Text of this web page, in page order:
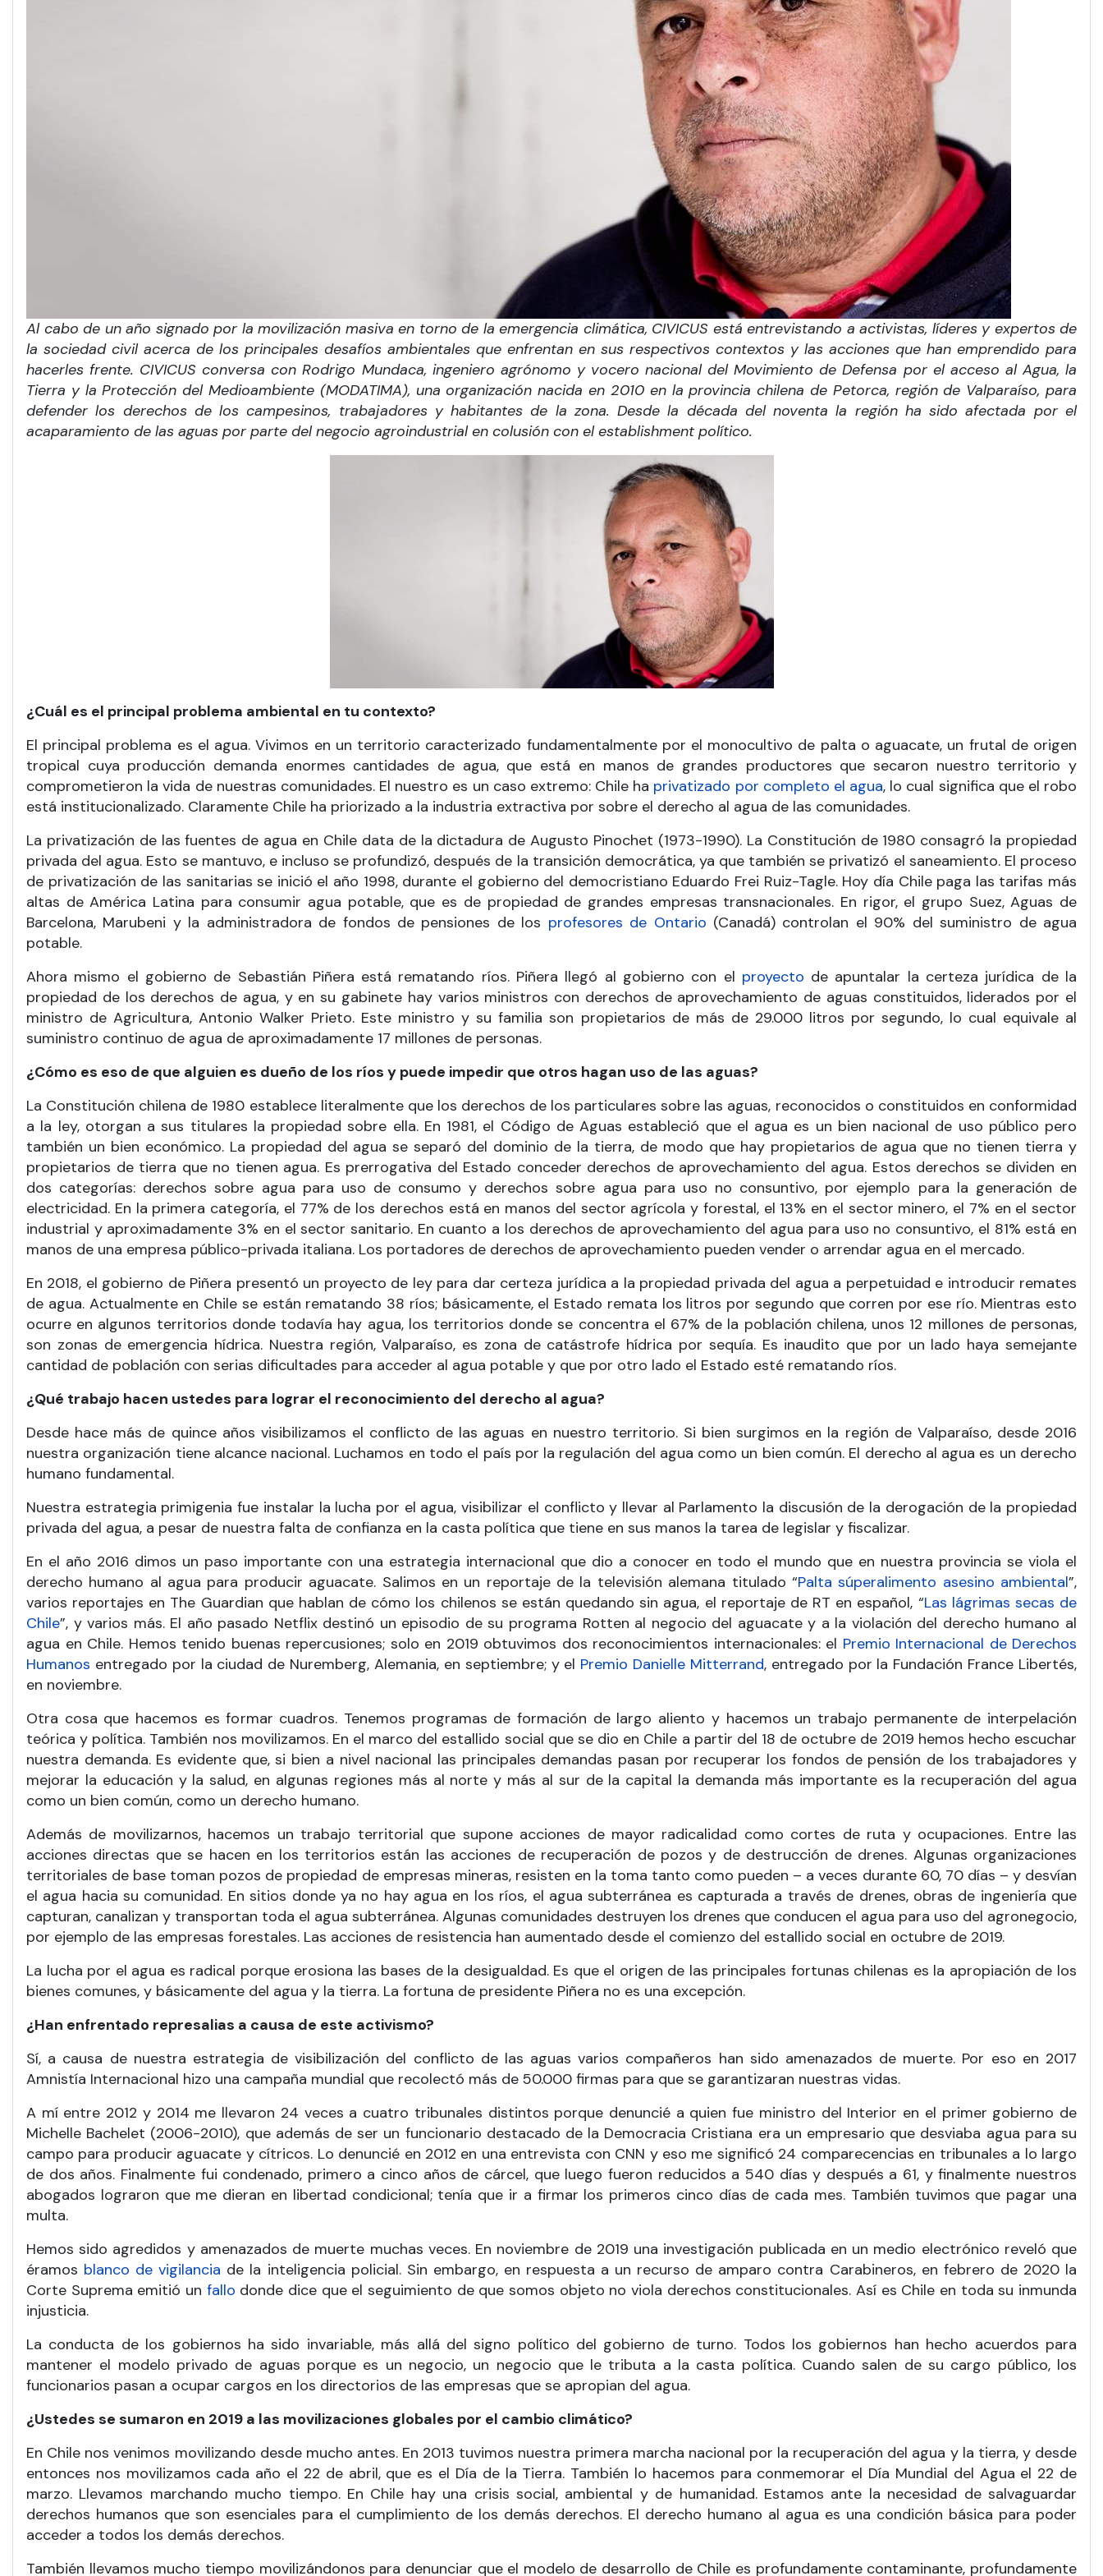
Al cabo de un año signado por la movilización masiva en torno de la emergencia climática, CIVICUS está entrevistando a activistas, líderes y expertos de
la sociedad civil acerca de los principales desafíos ambientales que enfrentan en sus respectivos contextos y las acciones que han emprendido para
hacerles frente. CIVICUS conversa con Rodrigo Mundaca, ingeniero agrónomo y vocero nacional del Movimiento de Defensa por el acceso al Agua, la
Tierra y la Protección del Medioambiente (MODATIMA), una organización nacida en 2010 en la provincia chilena de Petorca, región de Valparaíso, para
defender los derechos de los campesinos, trabajadores y habitantes de la zona. Desde la década del noventa la región ha sido afectada por el
acaparamiento de las aguas por parte del negocio agroindustrial en colusión con el establishment político.
¿Cuál es el principal problema ambiental en tu contexto?
El principal problema es el agua. Vivimos en un territorio caracterizado fundamentalmente por el monocultivo de palta o aguacate, un frutal de origen
tropical cuya producción demanda enormes cantidades de agua, que está en manos de grandes productores que secaron nuestro territorio y
comprometieron la vida de nuestras comunidades. El nuestro es un caso extremo: Chile ha privatizado por completo el agua, lo cual significa que el robo
está institucionalizado. Claramente Chile ha priorizado a la industria extractiva por sobre el derecho al agua de las comunidades.
La privatización de las fuentes de agua en Chile data de la dictadura de Augusto Pinochet (1973-1990). La Constitución de 1980 consagró la propiedad
privada del agua. Esto se mantuvo, e incluso se profundizó, después de la transición democrática, ya que también se privatizó el saneamiento. El proceso
de privatización de las sanitarias se inició el año 1998, durante el gobierno del democristiano Eduardo Frei Ruiz-Tagle. Hoy día Chile paga las tarifas más
altas de América Latina para consumir agua potable, que es de propiedad de grandes empresas transnacionales. En rigor, el grupo Suez, Aguas de
Barcelona, Marubeni y la administradora de fondos de pensiones de los profesores de Ontario (Canadá) controlan el 90% del suministro de agua
potable.
Ahora mismo el gobierno de Sebastián Piñera está rematando ríos. Piñera llegó al gobierno con el proyecto de apuntalar la certeza jurídica de la
propiedad de los derechos de agua, y en su gabinete hay varios ministros con derechos de aprovechamiento de aguas constituidos, liderados por el
ministro de Agricultura, Antonio Walker Prieto. Este ministro y su familia son propietarios de más de 29.000 litros por segundo, lo cual equivale al
suministro continuo de agua de aproximadamente 17 millones de personas.
¿Cómo es eso de que alguien es dueño de los ríos y puede impedir que otros hagan uso de las aguas?
La Constitución chilena de 1980 establece literalmente que los derechos de los particulares sobre las aguas, reconocidos o constituidos en conformidad
a la ley, otorgan a sus titulares la propiedad sobre ella. En 1981, el Código de Aguas estableció que el agua es un bien nacional de uso público pero
también un bien económico. La propiedad del agua se separó del dominio de la tierra, de modo que hay propietarios de agua que no tienen tierra y
propietarios de tierra que no tienen agua. Es prerrogativa del Estado conceder derechos de aprovechamiento del agua. Estos derechos se dividen en
dos categorías: derechos sobre agua para uso de consumo y derechos sobre agua para uso no consuntivo, por ejemplo para la generación de
electricidad. En la primera categoría, el 77% de los derechos está en manos del sector agrícola y forestal, el 13% en el sector minero, el 7% en el sector
industrial y aproximadamente 3% en el sector sanitario. En cuanto a los derechos de aprovechamiento del agua para uso no consuntivo, el 81% está en
manos de una empresa público-privada italiana. Los portadores de derechos de aprovechamiento pueden vender o arrendar agua en el mercado.
En 2018, el gobierno de Piñera presentó un proyecto de ley para dar certeza jurídica a la propiedad privada del agua a perpetuidad e introducir remates
de agua. Actualmente en Chile se están rematando 38 ríos; básicamente, el Estado remata los litros por segundo que corren por ese río. Mientras esto
ocurre en algunos territorios donde todavía hay agua, los territorios donde se concentra el 67% de la población chilena, unos 12 millones de personas,
son zonas de emergencia hídrica. Nuestra región, Valparaíso, es zona de catástrofe hídrica por sequía. Es inaudito que por un lado haya semejante
cantidad de población con serias dificultades para acceder al agua potable y que por otro lado el Estado esté rematando ríos.
¿Qué trabajo hacen ustedes para lograr el reconocimiento del derecho al agua?
Desde hace más de quince años visibilizamos el conflicto de las aguas en nuestro territorio. Si bien surgimos en la región de Valparaíso, desde 2016
nuestra organización tiene alcance nacional. Luchamos en todo el país por la regulación del agua como un bien común. El derecho al agua es un derecho
humano fundamental.
Nuestra estrategia primigenia fue instalar la lucha por el agua, visibilizar el conflicto y llevar al Parlamento la discusión de la derogación de la propiedad
privada del agua, a pesar de nuestra falta de confianza en la casta política que tiene en sus manos la tarea de legislar y fiscalizar.
En el año 2016 dimos un paso importante con una estrategia internacional que dio a conocer en todo el mundo que en nuestra provincia se viola el
derecho humano al agua para producir aguacate. Salimos en un reportaje de la televisión alemana titulado “Palta súperalimento asesino ambiental”,
varios reportajes en The Guardian que hablan de cómo los chilenos se están quedando sin agua, el reportaje de RT en español, “Las lágrimas secas de
Chile”, y varios más. El año pasado Netflix destinó un episodio de su programa Rotten al negocio del aguacate y a la violación del derecho humano al
agua en Chile. Hemos tenido buenas repercusiones; solo en 2019 obtuvimos dos reconocimientos internacionales: el Premio Internacional de Derechos
Humanos entregado por la ciudad de Nuremberg, Alemania, en septiembre; y el Premio Danielle Mitterrand, entregado por la Fundación France Libertés,
en noviembre.
Otra cosa que hacemos es formar cuadros. Tenemos programas de formación de largo aliento y hacemos un trabajo permanente de interpelación
teórica y política. También nos movilizamos. En el marco del estallido social que se dio en Chile a partir del 18 de octubre de 2019 hemos hecho escuchar
nuestra demanda. Es evidente que, si bien a nivel nacional las principales demandas pasan por recuperar los fondos de pensión de los trabajadores y
mejorar la educación y la salud, en algunas regiones más al norte y más al sur de la capital la demanda más importante es la recuperación del agua
como un bien común, como un derecho humano.
Además de movilizarnos, hacemos un trabajo territorial que supone acciones de mayor radicalidad como cortes de ruta y ocupaciones. Entre las
acciones directas que se hacen en los territorios están las acciones de recuperación de pozos y de destrucción de drenes. Algunas organizaciones
territoriales de base toman pozos de propiedad de empresas mineras, resisten en la toma tanto como pueden – a veces durante 60, 70 días – y desvían
el agua hacia su comunidad. En sitios donde ya no hay agua en los ríos, el agua subterránea es capturada a través de drenes, obras de ingeniería que
capturan, canalizan y transportan toda el agua subterránea. Algunas comunidades destruyen los drenes que conducen el agua para uso del agronegocio,
por ejemplo de las empresas forestales. Las acciones de resistencia han aumentado desde el comienzo del estallido social en octubre de 2019.
La lucha por el agua es radical porque erosiona las bases de la desigualdad. Es que el origen de las principales fortunas chilenas es la apropiación de los
bienes comunes, y básicamente del agua y la tierra. La fortuna de presidente Piñera no es una excepción.
¿Han enfrentado represalias a causa de este activismo?
Sí, a causa de nuestra estrategia de visibilización del conflicto de las aguas varios compañeros han sido amenazados de muerte. Por eso en 2017
Amnistía Internacional hizo una campaña mundial que recolectó más de 50.000 firmas para que se garantizaran nuestras vidas.
A mí entre 2012 y 2014 me llevaron 24 veces a cuatro tribunales distintos porque denuncié a quien fue ministro del Interior en el primer gobierno de
Michelle Bachelet (2006-2010), que además de ser un funcionario destacado de la Democracia Cristiana era un empresario que desviaba agua para su
campo para producir aguacate y cítricos. Lo denuncié en 2012 en una entrevista con CNN y eso me significó 24 comparecencias en tribunales a lo largo
de dos años. Finalmente fui condenado, primero a cinco años de cárcel, que luego fueron reducidos a 540 días y después a 61, y finalmente nuestros
abogados lograron que me dieran en libertad condicional; tenía que ir a firmar los primeros cinco días de cada mes. También tuvimos que pagar una
multa.
Hemos sido agredidos y amenazados de muerte muchas veces. En noviembre de 2019 una investigación publicada en un medio electrónico reveló que
éramos blanco de vigilancia de la inteligencia policial. Sin embargo, en respuesta a un recurso de amparo contra Carabineros, en febrero de 2020 la
Corte Suprema emitió un fallo donde dice que el seguimiento de que somos objeto no viola derechos constitucionales. Así es Chile en toda su inmunda
injusticia.
La conducta de los gobiernos ha sido invariable, más allá del signo político del gobierno de turno. Todos los gobiernos han hecho acuerdos para
mantener el modelo privado de aguas porque es un negocio, un negocio que le tributa a la casta política. Cuando salen de su cargo público, los
funcionarios pasan a ocupar cargos en los directorios de las empresas que se apropian del agua.
¿Ustedes se sumaron en 2019 a las movilizaciones globales por el cambio climático?
En Chile nos venimos movilizando desde mucho antes. En 2013 tuvimos nuestra primera marcha nacional por la recuperación del agua y la tierra, y desde
entonces nos movilizamos cada año el 22 de abril, que es el Día de la Tierra. También lo hacemos para conmemorar el Día Mundial del Agua el 22 de
marzo. Llevamos marchando mucho tiempo. En Chile hay una crisis social, ambiental y de humanidad. Estamos ante la necesidad de salvaguardar
derechos humanos que son esenciales para el cumplimiento de los demás derechos. El derecho humano al agua es una condición básica para poder
acceder a todos los demás derechos.
También llevamos mucho tiempo movilizándonos para denunciar que el modelo de desarrollo de Chile es profundamente contaminante, profundamente